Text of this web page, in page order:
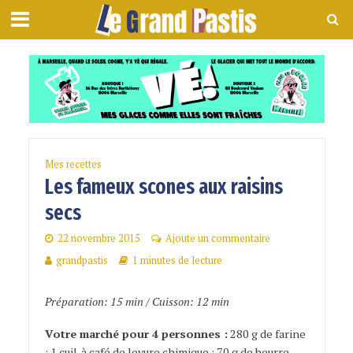
Mes recettes
Les fameux scones aux raisins
secs
22 novembre 2015
Ajoute un commentaire
grandpastis
1 minutes de lecture
Préparation: 15 min / Cuisson: 12 min
Votre marché pour 4 personnes : 280 g de farine